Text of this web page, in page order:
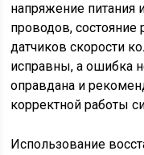
напряжение питания
проводов, состояние
датчиков скорости
исправны, а ошибка
оправдана и
корректной работы
Использование